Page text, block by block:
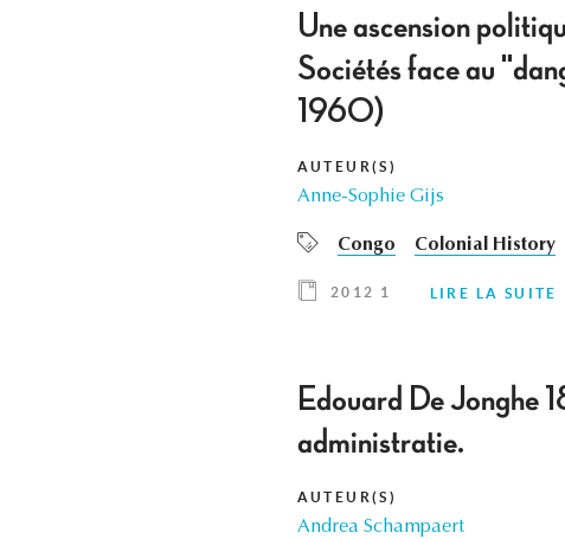
Une ascension
Sociétés face au
1960)
AUTEUR(S)
Anne-Sophie Gijs
Congo Colonial History
2012 1 LIRE LA SUITE
Edouard De Jonghe
administratie.
AUTEUR(S)
Andrea Schampaert